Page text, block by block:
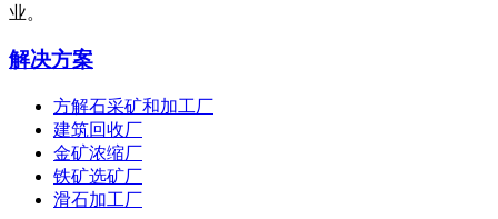
业。
解决方案
方解石采矿和加工厂
建筑回收厂
金矿浓缩厂
铁矿选矿厂
滑石加工厂